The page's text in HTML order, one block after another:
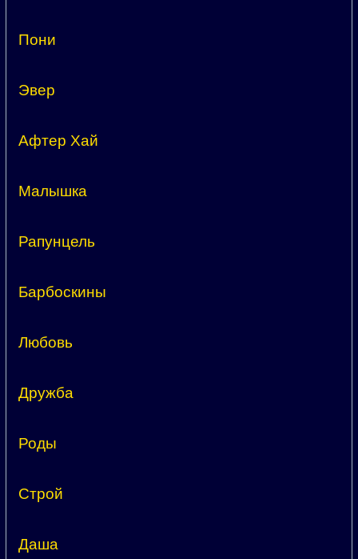
Пони
Эвер
Афтер Хай
Малышка
Рапунцель
Барбоскины
Любовь
Дружба
Роды
Строй
Даша